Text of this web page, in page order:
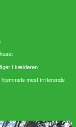
i kælderen
mest irriterende